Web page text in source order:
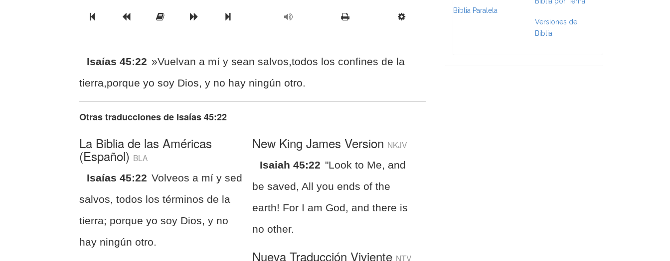
Previous BookPrevious Chapter
Read the Full Chapter
Next Chapter
Next Book Scripture Formatting
Isaías 45:22 »Vuelvan a mí y sean salvos,todos los confines de la
tierra,porque yo soy Dios, y no hay ningún otro.
Otras traducciones de Isaías 45:22
La Biblia de las Américas
(Español) BLA
Isaías 45:22 Volveos a mí y sed
salvos, todos los términos de la
tierra; porque yo soy Dios, y no
hay ningún otro.
New King James Version NKJV
Isaiah 45:22 "Look to Me, and
be saved, All you ends of the
earth! For I am God, and there is
no other.
Nueva Traducción Viviente NTV
Biblia Paralela
Versiones de
Biblia